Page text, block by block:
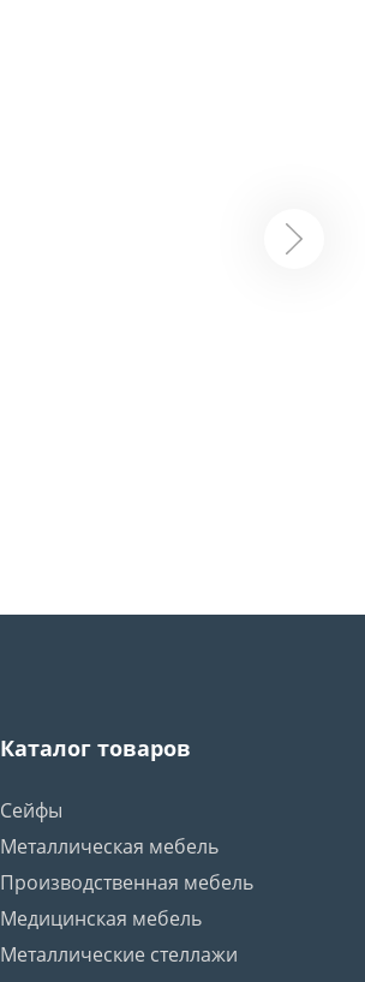
Каталог товаров
Сейфы
Металлическая мебель
Производственная мебель
Медицинская мебель
Металлические стеллажи